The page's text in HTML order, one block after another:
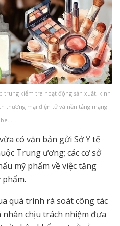
trung kiểm tra hoạt động sản xuất, kinh
thương mại điện tử và nền tảng mạng
có văn bản gửi Sở Y tế
Trung ương; các cơ sở
mỹ phẩm về việc tăng
quá trình rà soát công tác
nhân chịu trách nhiệm đưa